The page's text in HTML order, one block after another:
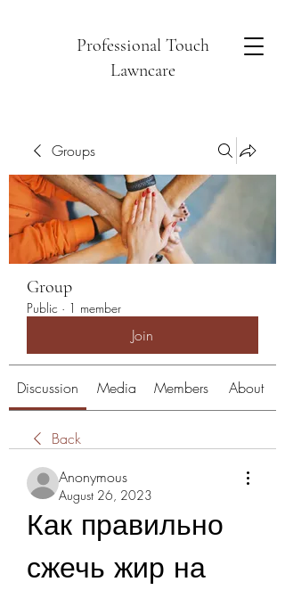
Professional Touch
Lawncare
Groups
Group
Public · 1 member
Join
Discussion Media Members About
Back
Anonymous
August 26, 2023
Как правильно
сжечь жир на